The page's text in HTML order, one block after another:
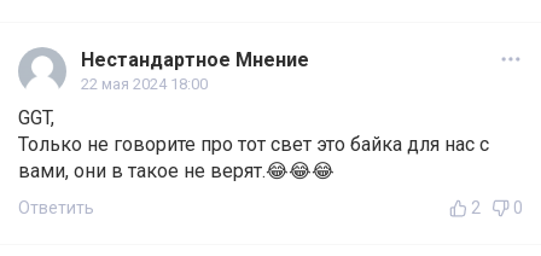
Нестандартное Мнение
22 мая 2024 18:00
GGT,
Только не говорите про тот свет это байка для нас с
вами, они в такое не верят.😂😂😂
Ответить 2 0